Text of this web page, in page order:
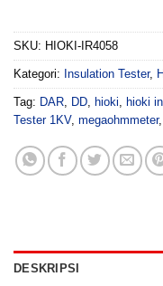
SKU: HIOKI-IR4058
Kategori: Insulation Tester,
Tag: DAR DD hioki hioki
Tester 1KV, megaohmmeter,
DESKRIPSI